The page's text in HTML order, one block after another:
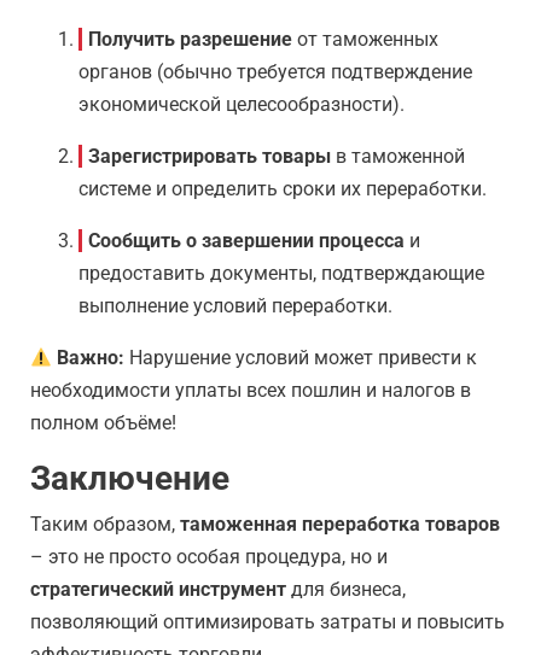
Получить разрешение от таможенных
органов (обычно требуется подтверждение
экономической целесообразности).
Зарегистрировать товары в таможенной
системе и определить сроки их переработки.
Сообщить о завершении процесса и
предоставить документы, подтверждающие
выполнение условий переработки.
Важно: Нарушение условий может привести к
необходимости уплаты всех пошлин и налогов в
полном объёме!
Заключение
Таким образом, таможенная переработка товаров
– это не просто особая процедура, но и
стратегический инструмент для бизнеса,
позволяющий оптимизировать затраты и повысить